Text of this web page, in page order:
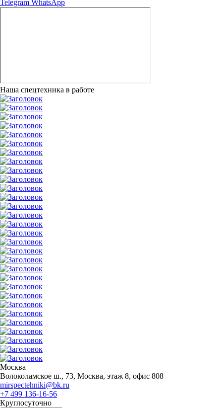
Telegram WhatsApp
Наша спецтехника в работе
Москва
Волоколамское ш., 73, Москва, этаж 8, офис 808
mirspectehniki@bk.ru
+7 499 136-16-56
Круглосуточно